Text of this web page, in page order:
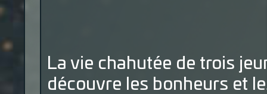
La vie chahutée de trois
découvre les bonheurs et